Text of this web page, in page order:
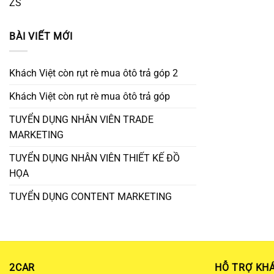
ZS
BÀI VIẾT MỚI
Khách Việt còn rụt rè mua ôtô trả góp 2
Khách Việt còn rụt rè mua ôtô trả góp
TUYỂN DỤNG NHÂN VIÊN TRADE
MARKETING
TUYỂN DỤNG NHÂN VIÊN THIẾT KẾ ĐỒ
HỌA
TUYỂN DỤNG CONTENT MARKETING
2CAR HỖ TRỢ